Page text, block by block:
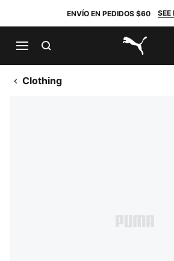
ENVÍO EN PEDIDOS $60 SEE
PUMA.com
Clothing